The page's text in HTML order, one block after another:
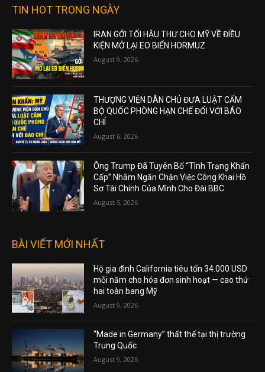
TIN HOT TRONG NGÀY
IRAN GỞI TỐI HẬU THƯ CHO MỸ VỀ ĐIỀU
KIỆN MỞ LẠI EO BIỂN HORMUZ
August 9, 2026
THƯỢNG VIỆN DÂN CHỦ ĐƯA LUẬT CẤM
BỘ QUỐC PHÒNG HẠN CHẾ ĐỐI VỚI BÁO
CHÍ
August 6, 2026
Ông Trump Đã Tuyên Bố “Tình Trạng Khẩn
Cấp” Nhằm Ngăn Chặn Việc Công Khai Hồ
Sơ Tài Chính Của Mình Cho Đài BBC
August 5, 2026
BÀI VIẾT MỚI NHẤT
Hộ gia đình California tiêu tốn 34.000 USD
mỗi năm cho hóa đơn sinh hoạt — cao thứ
hai toàn bang Mỹ
August 9, 2026
“Made in Germany” thất thế tại thị trường
Trung Quốc
August 9, 2026